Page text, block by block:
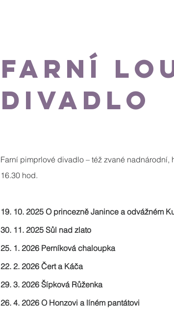
Farní
divadlo
Farní pimprlové divadlo – též zvané
16.30 hod.
19. 10. 2025 O princezně Janince a odvážném
30. 11. 2025 Sůl nad zlato
25. 1. 2026 Perníková chaloupka
22. 2. 2026 Čert a Káča
29. 3. 2026 Šípková Růženka
26. 4. 2026 O Honzovi a líném pantátovi